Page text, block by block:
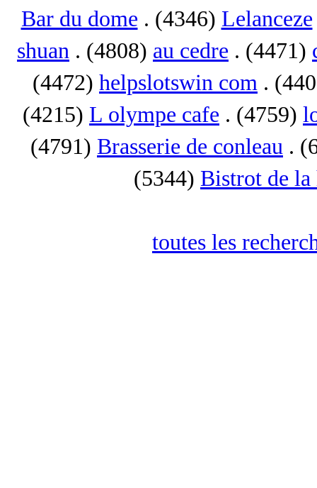
Bar du dome . (4346) Lelanceze
shuan . (4808) au cedre . (4471)
(4472) helpslotswin com .
(4215) L olympe cafe . (4759)
(4791) Brasserie de conleau .
(5344) Bistrot de la
toutes les